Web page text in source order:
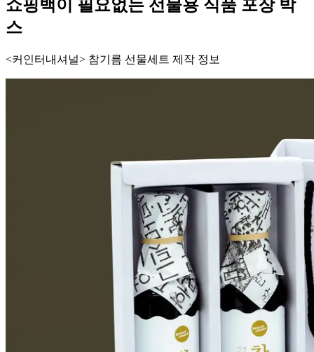
쇼핑백이 필요없는 선물용 식품 포장 박
스
<커인터내셔널> 참기름 선물세트 제작 정보